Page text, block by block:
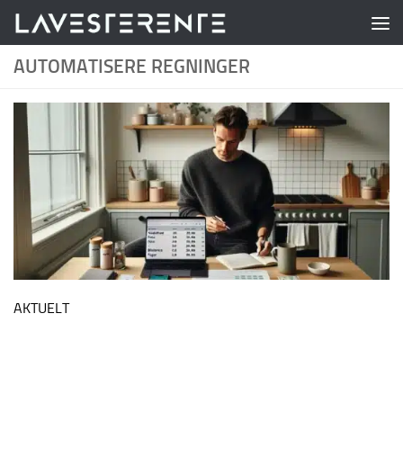
Skip to content
AUTOMATISERE REGNINGER
AKTUELT